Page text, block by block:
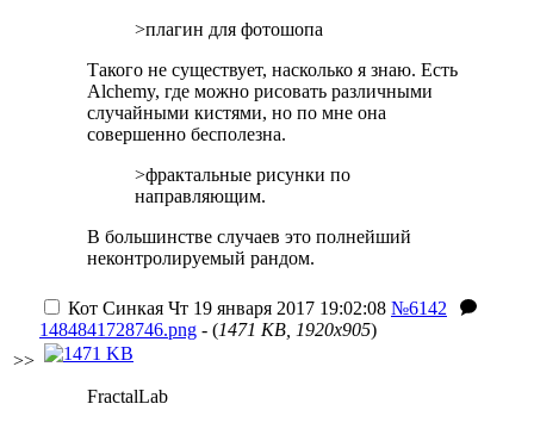
>плагин для фотошопа
Такого не существует, насколько я знаю. Есть
Alchemy, где можно рисовать различными
случайными кистями, но по мне она
совершенно бесполезна.
>фрактальные рисунки по
направляющим.
В большинстве случаев это полнейший
неконтролируемый рандом.
>>
Кот Синкая Чт 19 января 2017 19:02:08 №6142
1484841728746.png - (1471 KB, 1920x905)
FractalLab